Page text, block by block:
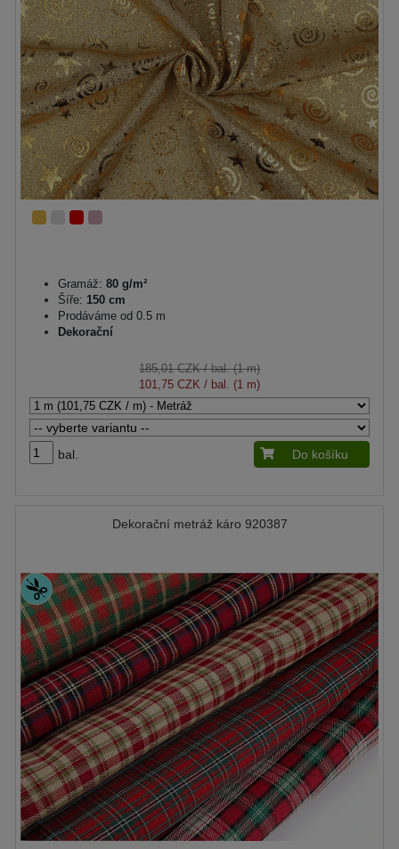
Gramáž: 80 g/m²
Šíře: 150 cm
Prodáváme od 0.5 m
Dekorační
185,01 CZK/ bal. (1 m)
101,75 CZK / bal. (1 m)
bal. Do košíku
Dekorační metráž káro 920387